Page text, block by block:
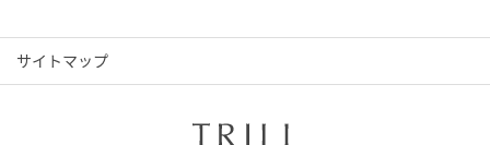
サイトマップ